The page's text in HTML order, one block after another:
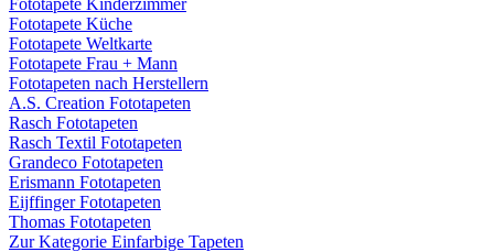
Fototapete Kinderzimmer
Fototapete Küche
Fototapete Weltkarte
Fototapete Frau + Mann
Fototapeten nach Herstellern
A.S. Creation Fototapeten
Rasch Fototapeten
Rasch Textil Fototapeten
Grandeco Fototapeten
Erismann Fototapeten
Eijffinger Fototapeten
Thomas Fototapeten
Zur Kategorie Einfarbige Tapeten